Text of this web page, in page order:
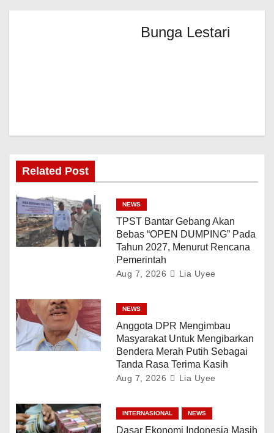
Bunga Lestari
Related Post
NEWS
TPST Bantar Gebang Akan
Bebas “OPEN DUMPING” Pada
Tahun 2027, Menurut Rencana
Pemerintah
Aug 7, 2026 Lia Uyee
NEWS
Anggota DPR Mengimbau
Masyarakat Untuk Mengibarkan
Bendera Merah Putih Sebagai
Tanda Rasa Terima Kasih
Aug 7, 2026 Lia Uyee
INTERNASIONAL NEWS
Dasar Ekonomi Indonesia Masih